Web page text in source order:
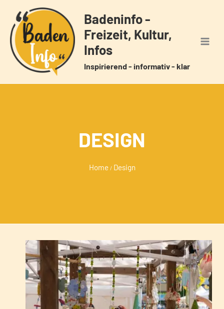
Inhalt
springen
Badeninfo -
Freizeit, Kultur,
Infos
Inspirierend - informativ - klar
DESIGN
Home / Design